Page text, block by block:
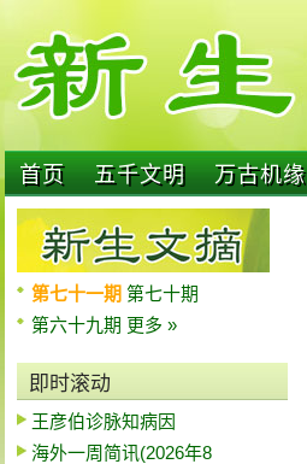
首页 五千文明 万古机缘
第七十一期 第七十期
第六十九期 更多 »
即时滚动
王彦伯诊脉知病因
海外一周简讯(2026年8